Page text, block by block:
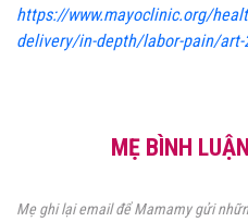
https://www.mayoclinic.org/
delivery/in-depth/labor-pain/art-
MẸ BÌNH
Mẹ ghi lại email để Mamamy gửi